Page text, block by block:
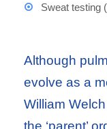
Sweat testing
Although
evolve as a
William
the ‘parent’